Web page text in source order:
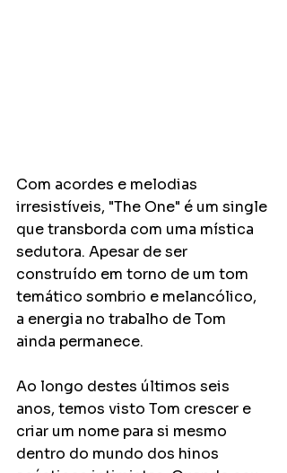
Com acordes e melodias
irresistíveis, "The One" é um single
que transborda com uma mística
sedutora. Apesar de ser
construído em torno de um tom
temático sombrio e melancólico,
a energia no trabalho de Tom
ainda permanece.
Ao longo destes últimos seis
anos, temos visto Tom crescer e
criar um nome para si mesmo
dentro do mundo dos hinos